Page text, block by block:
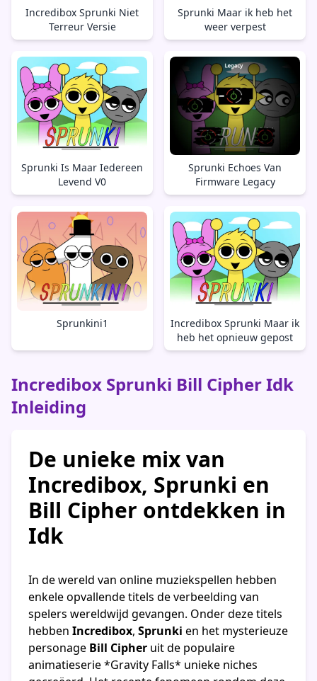
Incredibox Sprunki Niet
Terreur Versie
Sprunki Maar ik heb het
weer verpest
Sprunki Is Maar Iedereen
Levend V0
Sprunki Echoes Van
Firmware Legacy
Sprunkini1
Incredibox Sprunki Maar ik
heb het opnieuw gepost
Incredibox Sprunki Bill Cipher Idk
Inleiding
De unieke mix van
Incredibox, Sprunki en
Bill Cipher ontdekken in
Idk
In de wereld van online muziekspellen hebben
enkele opvallende titels de verbeelding van
spelers wereldwijd gevangen. Onder deze titels
hebben Incredibox, Sprunki en het mysterieuze
personage Bill Cipher uit de populaire
animatieserie *Gravity Falls* unieke niches